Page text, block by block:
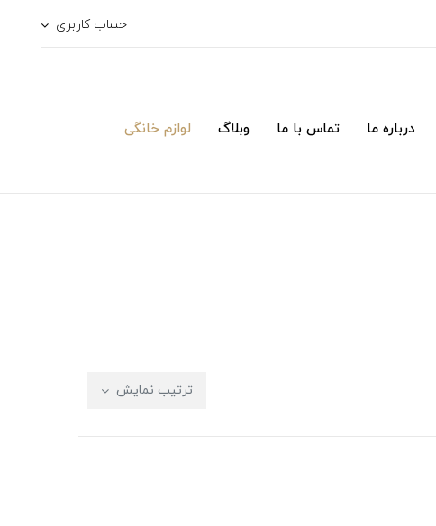
حساب کاربری
درباره ما تماس با ما وبلاگ لوازم خانگی
ترتیب نمایش